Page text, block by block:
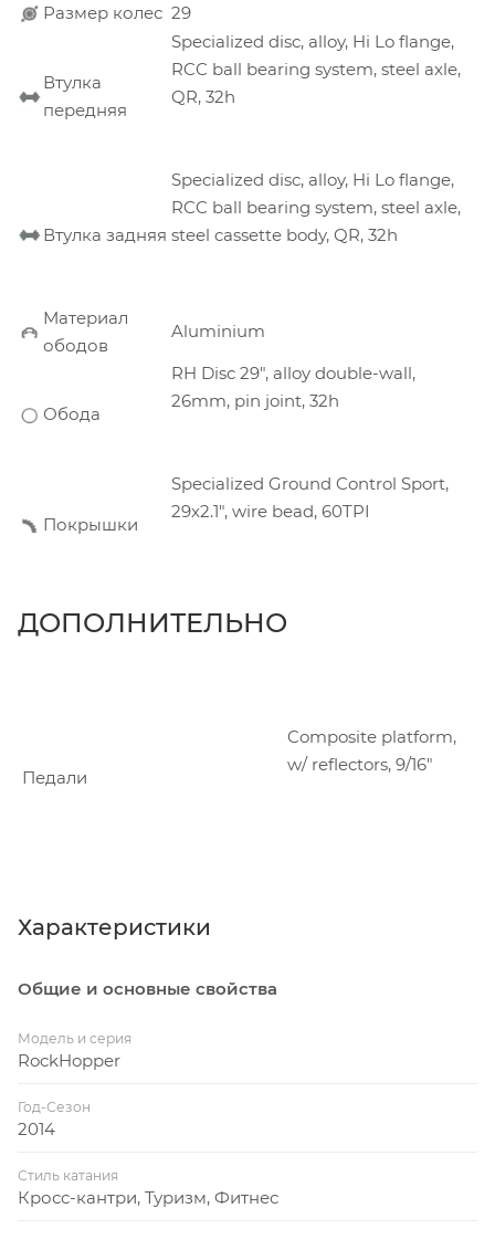
Размер колес 29
Втулка
передняя
Specialized disc, alloy, Hi Lo flange,
RCC ball bearing system, steel axle,
QR, 32h
Втулка задняя
Specialized disc, alloy, Hi Lo flange,
RCC ball bearing system, steel axle,
steel cassette body, QR, 32h
Материал
ободов
Aluminium
Обода
RH Disc 29", alloy double-wall,
26mm, pin joint, 32h
Покрышки
Specialized Ground Control Sport,
29x2.1", wire bead, 60TPI
ДОПОЛНИТЕЛЬНО
Педали
Composite platform,
w/ reflectors, 9/16"
Характеристики
Общие и основные свойства
Модель и серия
RockHopper
Год-Сезон
2014
Стиль катания
Кросс-кантри, Туризм, Фитнес